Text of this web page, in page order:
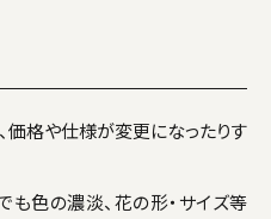
格や仕様が変更になったりす
色の濃淡、花の形・サイズ等